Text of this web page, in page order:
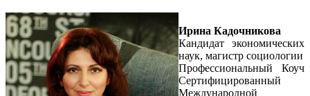
Ирина Кадочникова
Кандидат экономических
наук, магистр социологии
Профессиональный Коуч
Сертифицированный
Международной